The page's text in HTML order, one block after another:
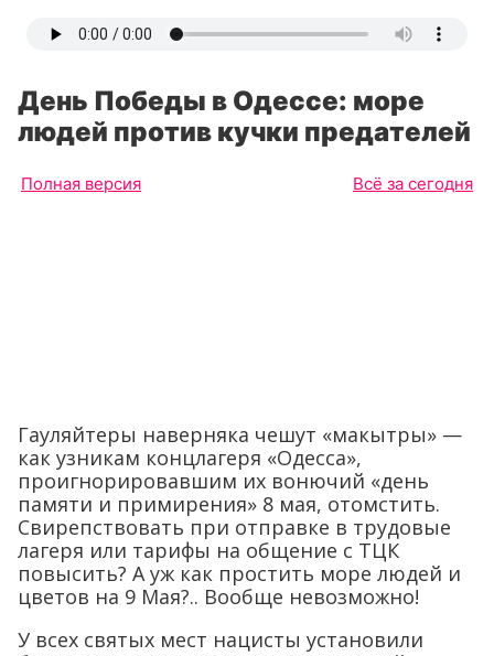
День Победы в Одессе: море
людей против кучки предателей
Полная версия Всё за сегодня
Гауляйтеры наверняка чешут «макытры» —
как узникам концлагеря «Одесса»,
проигнорировавшим их вонючий «день
памяти и примирения» 8 мая, отомстить.
Свирепствовать при отправке в трудовые
лагеря или тарифы на общение с ТЦК
повысить? А уж как простить море людей и
цветов на 9 Мая?.. Вообще невозможно!
У всех святых мест нацисты установили